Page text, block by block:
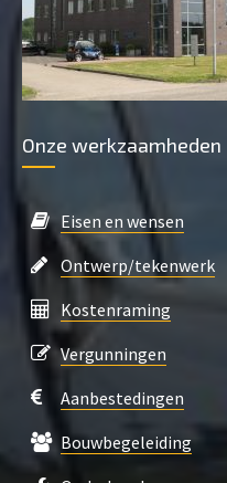
Onze werkzaamheden
Eisen en wensen
Ontwerp/tekenwerk
Kostenraming
Vergunningen
Aanbestedingen
Bouwbegeleiding